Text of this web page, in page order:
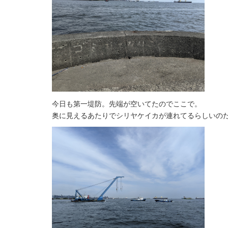
今日も第一堤防。先端が空いてたのでここで。
奥に見えるあたりでシリヤケイカが連れてるらしいの